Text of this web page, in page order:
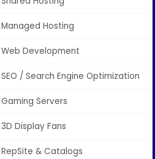
Managed Hosting
Web Development
SEO / Search Engine Optimization
Gaming Servers
3D Display Fans
RepSite & Catalogs